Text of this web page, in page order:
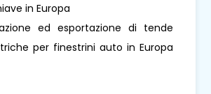
in Europa
ed esportazione di tende
per finestrini auto in Europa